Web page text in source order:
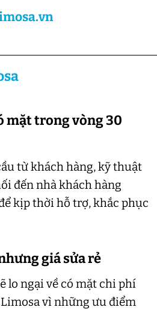
mặt trong vòng 30
từ khách hàng, kỹ thuật
đến nhà khách hàng
kịp thời hỗ trợ, khắc phục
giá sửa rẻ
lo ngại về có mặt chi phí
vì những ưu điểm